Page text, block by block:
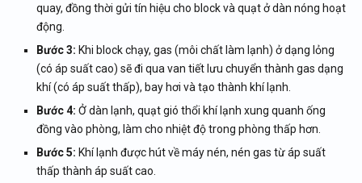
quay, đồng thời gửi tín hiệu cho block và quạt ở dàn nóng hoạt
động.
Bước 3: Khi block chạy, gas (môi chất làm lạnh) ở dạng lỏng
(có áp suất cao) sẽ đi qua van tiết lưu chuyển thành gas dạng
khí (có áp suất thấp), bay hơi và tạo thành khí lạnh.
Bước 4: Ở dàn lạnh, quạt gió thổi khí lạnh xung quanh ống
đồng vào phòng, làm cho nhiệt độ trong phòng thấp hơn.
Bước 5: Khí lạnh được hút về máy nén, nén gas từ áp suất
thấp thành áp suất cao.